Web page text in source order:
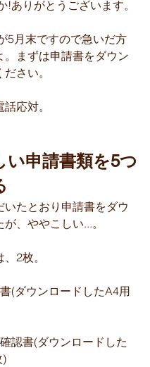
!ありがとうございます。
5月末ですので急いだ方
。まずは申請書をダウン
さい。
応対。
い申請書類を5つ
いたとおり申請書をダウ
、ややこしい...。
2枚。
(ダウンロードしたA4用
認書(ダウンロードした
)